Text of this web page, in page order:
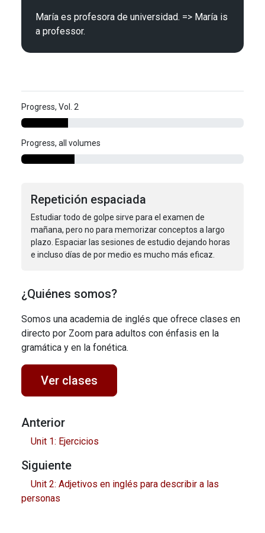
María es profesora de universidad. => María is
Progress, Vol. 2
Progress, all volumes
Repetición espaciada
Estudiar todo de golpe sirve para el examen de
mañana, pero no para memorizar conceptos a largo
plazo. Espaciar las sesiones de estudio dejando horas
e incluso días de por medio es mucho más eficaz.
¿Quiénes somos?
Somos una academia de inglés que ofrece clases en
directo por Zoom para adultos con énfasis en la
gramática y en la fonética.
Ver clases
Anterior
Unit 1: Ejercicios
Siguiente
Unit 2: Adjetivos en inglés para describir a las
personas